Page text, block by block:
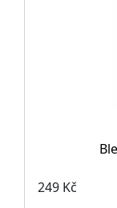
249 Kč